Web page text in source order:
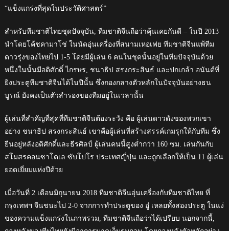
“แข็งแกร่งที่สุดในประวัติศาสตร์”
สำหรับทีมชาติไทยชุดปัจจุบัน, ทีมชาติจีนถือว่าคุ้นเคยกันดี – ในปี 2013
นำโดยโค้ชคามาโช่ ในนัดอุ่นเครื่องที่สนามเหอเฟย ทีมชาติจีนแพ้ทีม
ดาวรุ่งของไทยไป 1-5 โดยมีผู้เล่น 6 คนในชุดนั้นอยู่ในทีมปัจจุบันด้วย
หนึ่งในนั้นมีอดิศักดิ์ ไกรษร, ชนาธิป สรงกระสินธ์ และปกเกล้า อนันต์ที่
ยิงประตูทีมชาติจีนได้ในปีนั้น ซึ่งกองกลางตัวหลักในปัจจุบันอย่างธน
บูรณ์ ยังคงเป็นตัวสำรองของทีมอยู่ในเวลานั้น
ผู้เล่นที่สำคัญที่สุดที่ทีมชาติจีนต้องระวัง คือ ผู้เล่นดาวดังของพวกเขา
อย่าง ชนาธิป สรงกระสินธ์ เขาคือผู้เล่นที่สร้างสรรค์เกมรุกให้กับทีม ซึ่ง
ยืนอยู่หลังอดิศักดิ์และธีรศิลป์ ผู้เล่นคนนี้สูงต่ำกว่า 160 ซม. เล่นกันกับ
สโมสรคอนซาโดเล ซับโปโร ประเทศญี่ปุ่น และถูกเลือกให้เป็น 11 ผู้เล่น
ยอดเยี่ยมแห่งปีด้วย
เมื่อวันที่ 2 เดือนมิถุนายน 2018 ทีมชาติจีนอุ่นเครื่องกับทีมชาติไทย ที่
กรุงเทพฯ จีนชนะไป 2-0 จากการทำประตูของ อู๋ เหลยทั้งสองประตู ในแง่
ของความแข็งแกร่งในภาพรวม, ทีมชาติจีนถือว่าได้เปรียบ นอกจากนี้,